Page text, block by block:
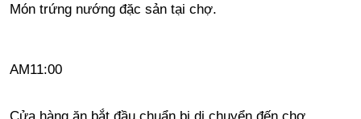
Món trứng nướng đặc sản tại chợ.
AM11:00